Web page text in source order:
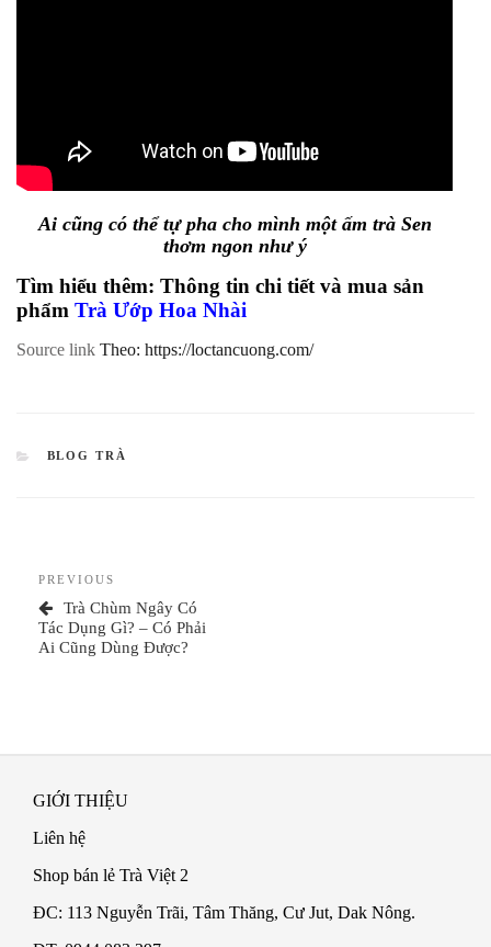
Ai cũng có thể tự pha cho mình một ấm trà Sen
thơm ngon như ý
Tìm hiểu thêm: Thông tin chi tiết và mua sản
phẩm Trà Ướp Hoa Nhài
Source link Theo: https://loctancuong.com/
CATEGORIES
BLOG TRÀ
hướng
bài
viết
Previous
Post
PREVIOUS
Trà Chùm Ngây Có
Tác Dụng Gì? – Có Phải
Ai Cũng Dùng Được?
GIỚI THIỆU
Liên hệ
Shop bán lẻ Trà Việt 2
ĐC: 113 Nguyễn Trãi, Tâm Thăng, Cư Jut, Dak Nông.